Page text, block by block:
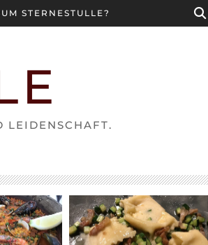
LEIDENSCHAFT.
STERNESTULLE?